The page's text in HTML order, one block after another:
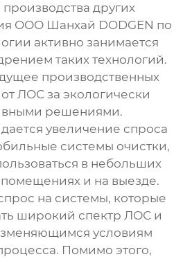
других
ООО Шанхай DODGEN по
активно занимается
таких технологий.
производственных
от ЛОС за экологически
решениями.
увеличение спроса
системы очистки,
в небольших
и на выезде.
на системы, которые
широкий спектр ЛОС и
условиям
Помимо этого,